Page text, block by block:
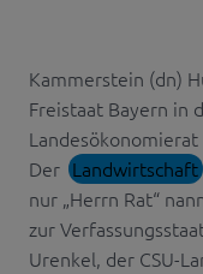
Kammerstein (dn)
Freistaat Bayern in
Der Landwirtschaft
nur „Herrn Rat“
zur
Urenkel, der CSU-